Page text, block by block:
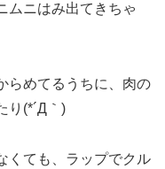
ムニはみ出てきちゃ
らめてるうちに、肉の
り(*´Д｀)
くても、ラップでクル